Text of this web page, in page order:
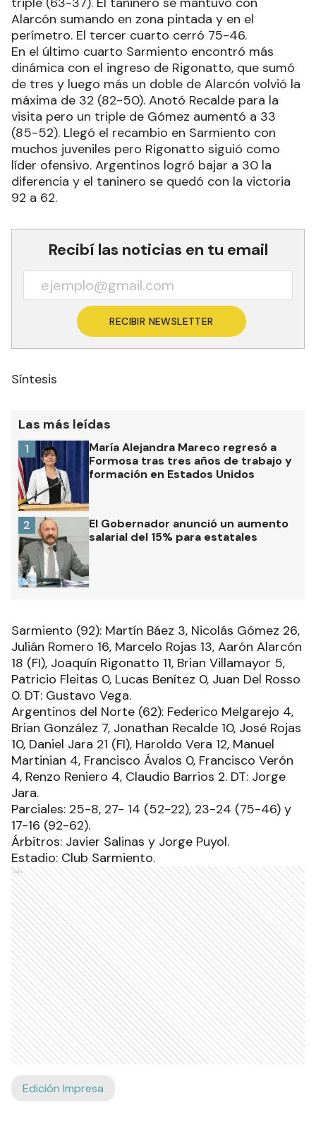
Alarcón sumando en zona pintada y en el
perímetro. El tercer cuarto cerró 75-46.
En el último cuarto Sarmiento encontró más
dinámica con el ingreso de Rigonatto, que sumó
de tres y luego más un doble de Alarcón volvió la
máxima de 32 (82-50). Anotó Recalde para la
visita pero un triple de Gómez aumentó a 33
(85-52). Llegó el recambio en Sarmiento con
muchos juveniles pero Rigonatto siguió como
líder ofensivo. Argentinos logró bajar a 30 la
diferencia y el taninero se quedó con la victoria
92 a 62.
Recibí las noticias en tu email
RECIBIR NEWSLETTER
Síntesis
Las más leídas
María Alejandra Mareco regresó a
Formosa tras tres años de trabajo y
formación en Estados Unidos
1
El Gobernador anunció un aumento
salarial del 15% para estatales
2
Sarmiento (92): Martín Báez 3, Nicolás Gómez 26,
Julián Romero 16, Marcelo Rojas 13, Aarón Alarcón
18 (FI), Joaquín Rigonatto 11, Brian Villamayor 5,
Patricio Fleitas 0, Lucas Benítez 0, Juan Del Rosso
0. DT: Gustavo Vega.
Argentinos del Norte (62): Federico Melgarejo 4,
Brian González 7, Jonathan Recalde 10, José Rojas
10, Daniel Jara 21 (FI), Haroldo Vera 12, Manuel
Martinian 4, Francisco Ávalos 0, Francisco Verón
4, Renzo Reniero 4, Claudio Barrios 2. DT: Jorge
Jara.
Parciales: 25-8, 27- 14 (52-22), 23-24 (75-46) y
17-16 (92-62).
Árbitros: Javier Salinas y Jorge Puyol.
Estadio: Club Sarmiento.
Ads
Edición Impresa